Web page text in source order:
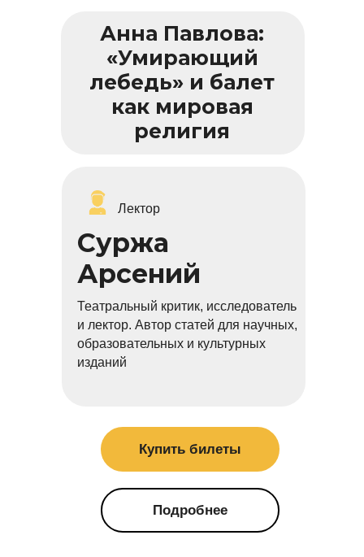
Суржа
Арсений
Купить билеты
Подробнее
Анна Павлова:
«Умирающий
лебедь» и балет
как мировая
религия
Лектор
Театральный критик, исследователь
и лектор. Автор статей для научных,
образовательных и культурных
изданий